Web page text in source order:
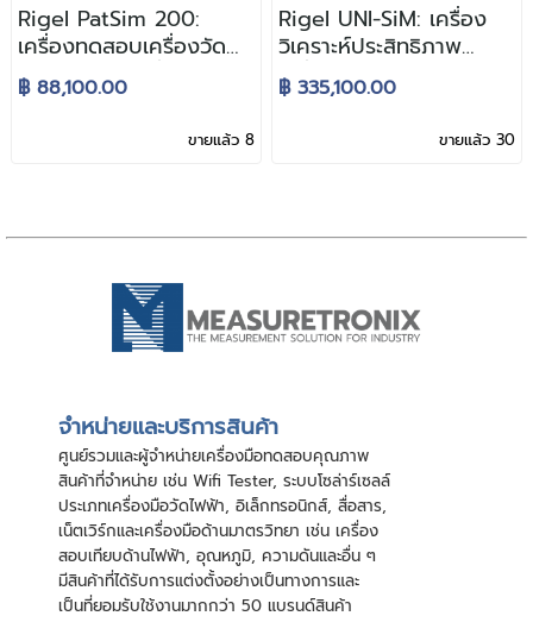
Rigel PatSim 200:
เครื่องทดสอบเครื่องวัด
สัญญาณชีพคลื่นไฟฟ้า
หัวใจทางการแพทย์
฿ 88,100.00
ขายแล้ว 8
Rigel UNI-SiM: เครื่อง
วิเคราะห์ประสิทธิภาพ
เครื่องวัดสัญญาณชีพ
ทางการแพทย์ (Vital
฿ 335,100.00
ขายแล้ว 30
จําหน่ายและบริการสินค้า
ศูนย์รวมและผู้จําหน่ายเครื่องมือทดสอบคุณภาพ
สินค้าที่จําหน่าย เช่น Wifi Tester, ระบบโซล่าร์เซลล์
ประเภทเครื่องมือวัดไฟฟ้า, อิเล็กทรอนิกส์, สื่อสาร,
เน็ตเวิร์กและเครื่องมือด้านมาตรวิทยา เช่น เครื่อง
สอบเทียบด้านไฟฟ้า, อุณหภูมิ, ความดันและอื่น ๆ
มีสินค้าที่ได้รับการแต่งตั้งอย่างเป็นทางการและ
เป็นที่ยอมรับใช้งานมากกว่า 50 แบรนด์สินค้า